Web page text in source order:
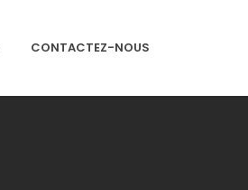
CONTACTEZ-NOUS